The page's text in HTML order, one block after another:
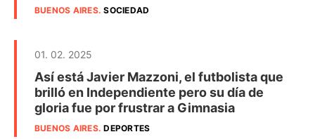
BUENOS AIRES.SOCIEDAD
01. 02. 2025
Así está Javier Mazzoni, el futbolista que
brilló en Independiente pero su día de
gloria fue por frustrar a Gimnasia
BUENOS AIRES.DEPORTES